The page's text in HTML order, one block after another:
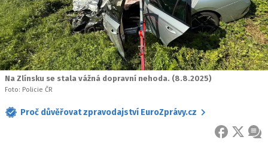
Na Zlínsku se stala vážná dopravní nehoda. (8.8.2025)
Foto: Policie ČR
Proč důvěřovat zpravodajství EuroZprávy.cz
FACEBOOK
X